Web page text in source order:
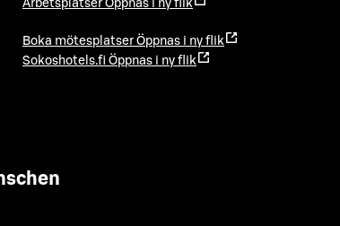
Arbetsplatser Öppnas i ny flik
Boka mötesplatser Öppnas i ny flik
Sokoshotels.fi Öppnas i ny flik